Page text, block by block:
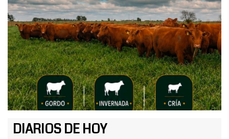
DIARIOS DE HOY